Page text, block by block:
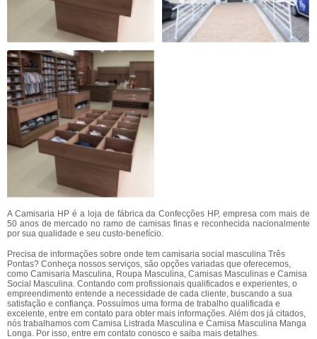
A Camisaria HP é a loja de fábrica da Confecções HP, empresa com mais de
50 anos de mercado no ramo de camisas finas e reconhecida nacionalmente
por sua qualidade e seu custo-benefício.
Precisa de informações sobre onde tem camisaria social masculina Três
Pontas? Conheça nossos serviços, são opções variadas que oferecemos,
como Camisaria Masculina, Roupa Masculina, Camisas Masculinas e Camisa
Social Masculina. Contando com profissionais qualificados e experientes, o
empreendimento entende a necessidade de cada cliente, buscando a sua
satisfação e confiança. Possuímos uma forma de trabalho qualificada e
excelente, entre em contato para obter mais informações. Além dos já citados,
nós trabalhamos com Camisa Listrada Masculina e Camisa Masculina Manga
Longa. Por isso, entre em contato conosco e saiba mais detalhes.